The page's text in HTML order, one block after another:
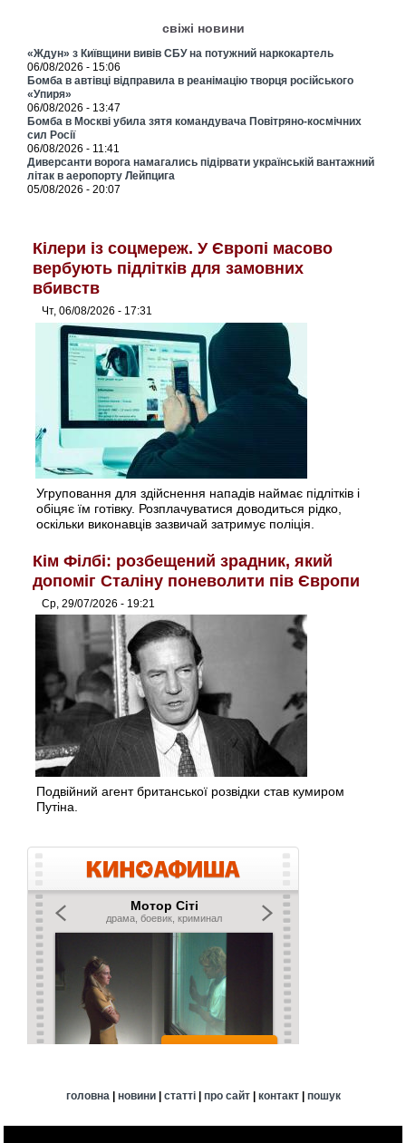
свіжі новини
«Ждун» з Київщини вивів СБУ на потужний наркокартель
06/08/2026 - 15:06
Бомба в автівці відправила в реанімацію творця російського
«Упиря»
06/08/2026 - 13:47
Бомба в Москві убила зятя командувача Повітряно-космічних
сил Росії
06/08/2026 - 11:41
Диверсанти ворога намагались підірвати українській вантажний
літак в аеропорту Лейпцига
05/08/2026 - 20:07
Кілери із соцмереж. У Європі масово
вербують підлітків для замовних
вбивств
Чт, 06/08/2026 - 17:31
Угруповання для здійснення нападів наймає підлітків і
обіцяє їм готівку. Розплачуватися доводиться рідко,
оскільки виконавців зазвичай затримує поліція.
Кім Філбі: розбещений зрадник, який
допоміг Сталіну поневолити пів Європи
Ср, 29/07/2026 - 19:21
Подвійний агент британської розвідки став кумиром
Путіна.
головна| новини| статті| про сайт| контакт| пошук